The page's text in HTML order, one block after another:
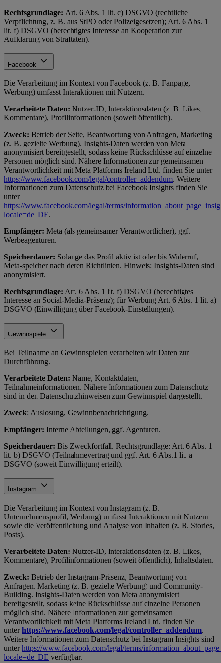
Rechtsgrundlage: Art. 6 Abs. 1 lit. c) DSGVO (rechtliche
Verpflichtung, z. B. aus StPO oder Polizeigesetzen); Art. 6 Abs. 1
lit. f) DSGVO (berechtigtes Interesse an Kooperation zur
Aufklärung von Straftaten).
Facebook
Die Verarbeitung im Kontext von Facebook (z. B. Fanpage,
Werbung) umfasst Interaktionen mit Nutzern.
Verarbeitete Daten: Nutzer-ID, Interaktionsdaten (z. B. Likes,
Kommentare), Profilinformationen (soweit öffentlich).
Zweck: Betrieb der Seite, Beantwortung von Anfragen, Marketing
(z. B. gezielte Werbung). Insights-Daten werden von Meta
anonymisiert bereitgestellt, sodass keine Rückschlüsse auf einzelne
Personen möglich sind. Nähere Informationen zur gemeinsamen
Verantwortlichkeit mit Meta Platforms Ireland Ltd. finden Sie unter
https://www.facebook.com/legal/controller_addendum. Weitere
Informationen zum Datenschutz bei Facebook Insights finden Sie
unter
https://www.facebook.com/legal/terms/
locale=de_DE.
Empfänger: Meta (als gemeinsamer Verantwortlicher), ggf.
Werbeagenturen.
Speicherdauer: Solange das Profil aktiv ist oder bis Widerruf,
Meta-speicher nach deren Richtlinien. Hinweis: Insights-Daten sind
anonymisiert.
Rechtsgrundlage: Art. 6 Abs. 1 lit. f) DSGVO (berechtigtes
Interesse an Social-Media-Präsenz); für Werbung Art. 6 Abs. 1 lit. a)
DSGVO (Einwilligung über Facebook-Einstellungen).
Gewinnspiele
Bei Teilnahme an Gewinnspielen verarbeiten wir Daten zur
Durchführung.
Verarbeitete Daten: Name, Kontaktdaten,
Teilnahmeinformationen. Nähere Informationen zum Datenschutz
sind in den Datenschutzhinweisen zum Gewinnspiel dargestellt.
Zweck: Auslosung, Gewinnbenachrichtigung.
Empfänger: Interne Abteilungen, ggf. Agenturen.
Speicherdauer: Bis Zweckfortfall. Rechtsgrundlage: Art. 6 Abs. 1
lit. b) DSGVO (Teilnahmevertrag und ggf. Art. 6 Abs.1 lit. a
DSGVO (soweit Einwilligung erteilt).
Instagram
Die Verarbeitung im Kontext von Instagram (z. B.
Unternehmensprofil, Werbung) umfasst Interaktionen mit Nutzern
sowie die Veröffentlichung und Analyse von Inhalten (z. B. Stories,
Posts).
Verarbeitete Daten: Nutzer-ID, Interaktionsdaten (z. B. Likes,
Kommentare), Profilinformationen (soweit öffentlich), Inhaltsdaten.
Zweck: Betrieb der Instagram-Präsenz, Beantwortung von
Anfragen, Marketing (z. B. gezielte Werbung) und Community-
Building. Insights-Daten werden von Meta anonymisiert
bereitgestellt, sodass keine Rückschlüsse auf einzelne Personen
möglich sind. Nähere Informationen zur gemeinsamen
Verantwortlichkeit mit Meta Platforms Ireland Ltd. finden Sie
unter https://www.facebook.com/legal/controller_addendum.
Weitere Informationen zum Datenschutz bei Instagram Insights sind
unter https://www.facebook.com/legal/terms/
locale=de_DE verfügbar.